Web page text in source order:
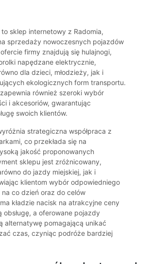
to sklep internetowy z Radomia,
sprzedaży nowoczesnych pojazdów
firmy znajdują się hulajnogi,
napędzane elektrycznie,
dla dzieci, młodzieży, jak i
ekologicznych form transportu.
również szeroki wybór
i akcesoriów, gwarantując
swoich klientów.
strategiczna współpraca z
co przekłada się na
jakość proponowanych
sklepu jest zróżnicowany,
do jazdy miejskiej, jak i
klientom wybór odpowiedniego
co dzień oraz do celów
kładzie nacisk na atrakcyjne ceny
obsługę, a oferowane pojazdy
alternatywę pomagającą unikać
czas, czyniąc podróże bardziej